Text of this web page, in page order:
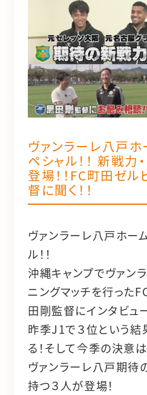
ヴァンラーレ八戸
ペシャル！！ 新戦力
登場！！FC町田ゼ
督に聞く！！
ヴァンラーレ八戸ホー
ル！！
沖縄キャンプでヴァン
ニングマッチを行った
田剛監督にインタビュ
昨季J1で３位という結
る！そして今季の決意は
ヴァンラーレ八戸期待
持つ３人が登場！